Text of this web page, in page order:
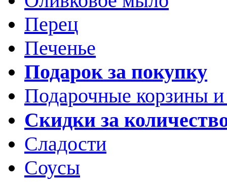
Перец
Печенье
Подарок за покупку
Подарочные корзины
Скидки за
Сладости
Соусы